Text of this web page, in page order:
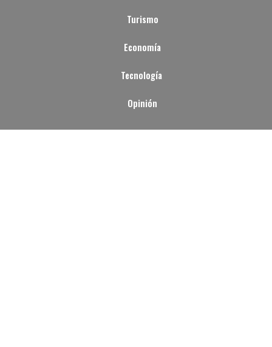
Turismo
Economía
Tecnología
Opinión